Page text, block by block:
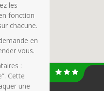
les
fonction
chacune.
en
vous.
:
Cette
une